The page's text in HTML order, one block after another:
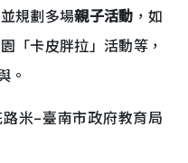
規劃多場親子活動 ，如
「卡皮胖拉」活動等，
。
米–臺南市政府教育局